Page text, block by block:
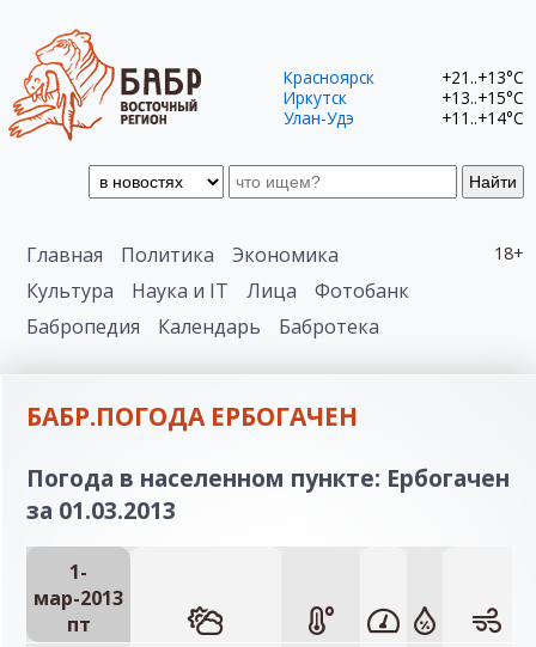
Найти
Красноярск
+21..+13°C
Иркутск
+13..+15°C
Улан-Удэ
+11..+14°C
18+
Главная Политика
Экономика
Культура
Наука и IT Лица
Фотобанк
Бабропедия
Календарь Бабротека
БАБР.ПОГОДА ЕРБОГАЧЕН
Погода в населенном пункте: Ербогачен
за 01.03.2013
1-
мар-2013
пт